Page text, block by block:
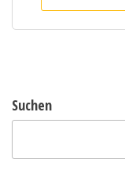
Suchen